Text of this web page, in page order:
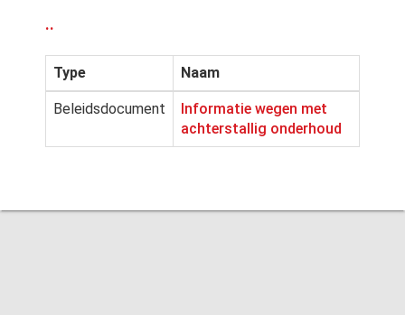
..
Type Naam
Beleidsdocument
Informatie wegen met
achterstallig onderhoud